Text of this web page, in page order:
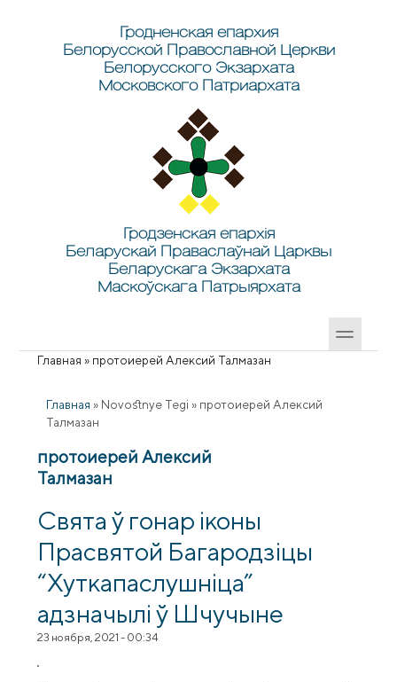
Гродненская епархия
Белорусской Православной Церкви
Белорусского Экзархата
Московского Патриархата
Гродзенская епархія
Беларускай Праваслаўнай Царквы
Беларускага Экзархата
Маскоўскага Патрыярхата
Вы здесь
Главная » протоиерей Алексий Талмазан
Главная » Novostnye Tegi » протоиерей Алексий
Талмазан
протоиерей Алексий
Талмазан
Свята ў гонар іконы
Прасвятой Багародзіцы
“Хуткапаслушніца”
адзначылі ў Шчучыне
23 ноября, 2021 - 00:34